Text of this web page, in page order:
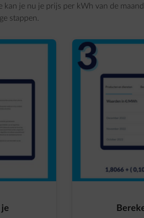
kan je nu je prijs per kWh van de
stappen.
je